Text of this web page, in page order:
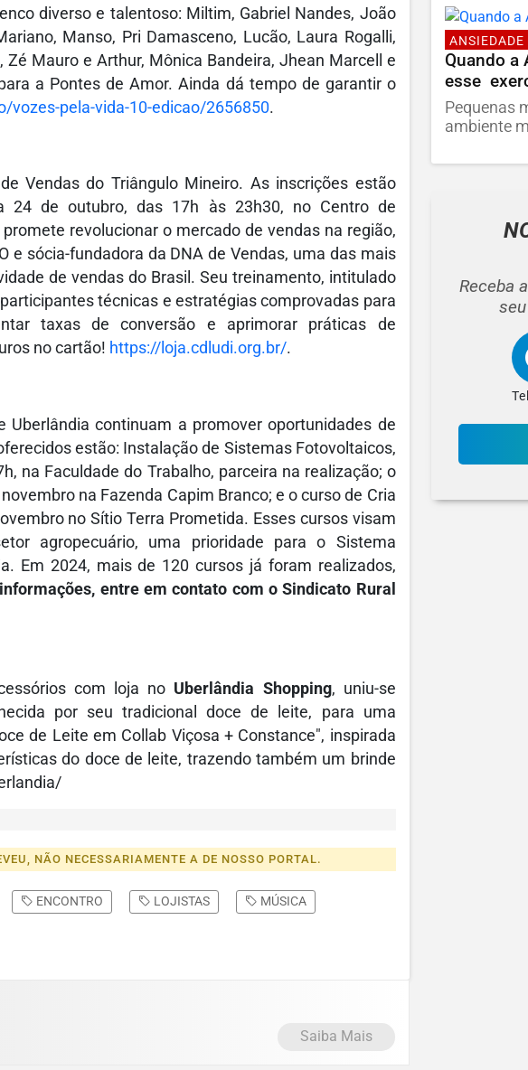
diverso e talentoso: Miltim, Gabriel Nandes, João
Manso, Pri Damasceno, Lucão, Laura Rogalli,
Mauro e Arthur, Mônica Bandeira, Jhean Marcell e
a Pontes de Amor. Ainda dá tempo de garantir o
pela-vida-10-edicao/2656850.
Vendas do Triângulo Mineiro. As inscrições estão
24 de outubro, das 17h às 23h30, no Centro de
revolucionar o mercado de vendas na região,
e sócia-fundadora da DNA de Vendas, uma das mais
de vendas do Brasil. Seu treinamento, intitulado
técnicas e estratégias comprovadas para
taxas de conversão e aprimorar práticas de
no cartão! https://loja.cdludi.org.br/.
Uberlândia continuam a promover oportunidades de
estão: Instalação de Sistemas Fotovoltaicos,
na Faculdade do Trabalho, parceira na realização; o
na Fazenda Capim Branco; e o curso de Cria
no Sítio Terra Prometida. Esses cursos visam
agropecuário, uma prioridade para o Sistema
Em 2024, mais de 120 cursos já foram realizados,
entre em contato com o Sindicato Rural
com loja no Uberlândia Shopping, uniu-se
por seu tradicional doce de leite, para uma
de Leite em Collab Viçosa + Constance", inspirada
do doce de leite, trazendo também um brinde
NÃO NECESSARIAMENTE A DE NOSSO PORTAL.
ENCONTRO LOJISTAS MÚSICA
Saiba Mais
ANSIEDADE
Quando a
esse
Pequenas
ambiente
Receba